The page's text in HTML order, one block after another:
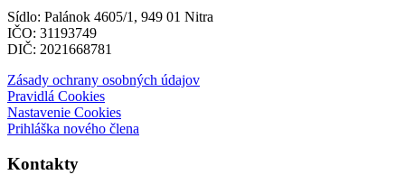
Sídlo: Palánok 4605/1, 949 01 Nitra
IČO: 31193749
DIČ: 2021668781
Zásady ochrany osobných údajov
Pravidlá Cookies
Nastavenie Cookies
Prihláška nového člena
Kontakty